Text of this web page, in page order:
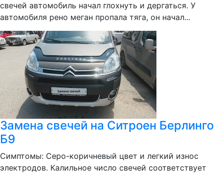
свечей автомобиль начал глохнуть и дергаться. У
автомобиля рено меган пропала тяга, он начал...
Замена свечей на Ситроен Берлинго
Б9
Симптомы: Серо-коричневый цвет и легкий износ
электродов. Калильное число свечей соответствует